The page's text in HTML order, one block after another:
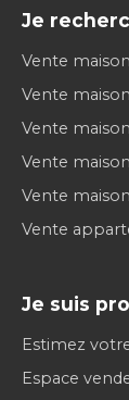
Je
Vente
Vente
Vente
Vente
Vente
Vente
Je suis
Estimez
Espace